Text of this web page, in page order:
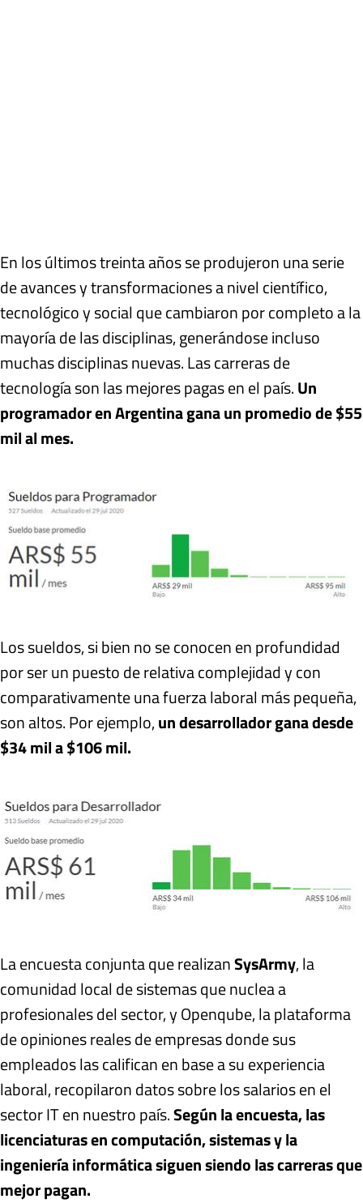
En los últimos treinta años se produjeron una serie
de avances y transformaciones a nivel científico,
tecnológico y social que cambiaron por completo a la
mayoría de las disciplinas, generándose incluso
muchas disciplinas nuevas. Las carreras de
tecnología son las mejores pagas en el país.Un
programador en Argentina gana un promedio de $55
mil al mes.
Los sueldos, si bien no se conocen en profundidad
por ser un puesto de relativa complejidad y con
comparativamente una fuerza laboral más pequeña,
son altos. Por ejemplo,un desarrollador gana desde
$34 mil a $106 mil.
La encuesta conjunta que realizanSysArmy, la
comunidad local de sistemas que nuclea a
profesionales del sector, y Openqube, la plataforma
de opiniones reales de empresas donde sus
empleados las califican en base a su experiencia
laboral, recopilaron datos sobre los salarios en el
sector IT en nuestro país.Según la encuesta, las
licenciaturas en computación, sistemas y la
ingeniería informática siguen siendo las carreras que
mejor pagan.